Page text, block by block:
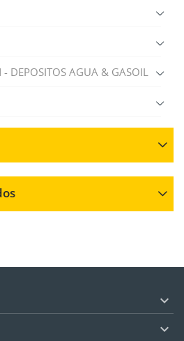
- DEPOSITOS AGUA & GASOIL

